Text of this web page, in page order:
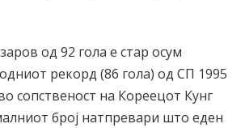
од 92 гола е стар осум
рекорд (86 гола) од СП 1995
сопственост на Кореецот Кунг
број натпревари што еден